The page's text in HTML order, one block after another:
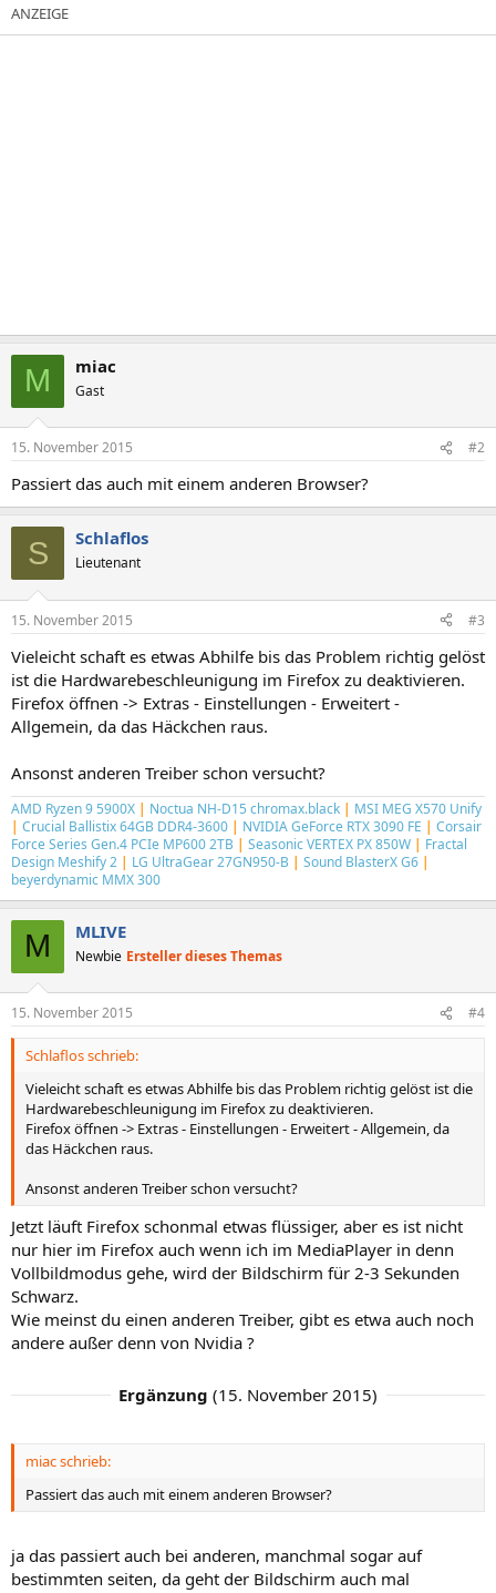
M miac
Gast
15. November 2015 #2
Passiert das auch mit einem anderen Browser?
S Schlaflos
Lieutenant
15. November 2015 #3
Vieleicht schaft es etwas Abhilfe bis das Problem richtig gelöst
ist die Hardwarebeschleunigung im Firefox zu deaktivieren.
Firefox öffnen -> Extras - Einstellungen - Erweitert -
Allgemein, da das Häckchen raus.
Ansonst anderen Treiber schon versucht?
AMD Ryzen 9 5900X | Noctua NH-D15 chromax.black | MSI MEG X570 Unify
| Crucial Ballistix 64GB DDR4-3600 | NVIDIA GeForce RTX 3090 FE | Corsair
Force Series Gen.4 PCIe MP600 2TB | Seasonic VERTEX PX 850W | Fractal
Design Meshify 2 | LG UltraGear 27GN950-B | Sound BlasterX G6 |
beyerdynamic MMX 300
M MLIVE
Newbie Ersteller dieses Themas
15. November 2015 #4
Schlaflos schrieb:
Vieleicht schaft es etwas Abhilfe bis das Problem richtig gelöst ist die
Hardwarebeschleunigung im Firefox zu deaktivieren.
Firefox öffnen -> Extras - Einstellungen - Erweitert - Allgemein, da
das Häckchen raus.
Ansonst anderen Treiber schon versucht?
Jetzt läuft Firefox schonmal etwas flüssiger, aber es ist nicht
nur hier im Firefox auch wenn ich im MediaPlayer in denn
Vollbildmodus gehe, wird der Bildschirm für 2-3 Sekunden
Schwarz.
Wie meinst du einen anderen Treiber, gibt es etwa auch noch
andere außer denn von Nvidia ?
Ergänzung (15. November 2015)
miac schrieb:
Passiert das auch mit einem anderen Browser?
ja das passiert auch bei anderen, manchmal sogar auf
bestimmten seiten, da geht der Bildschirm auch mal